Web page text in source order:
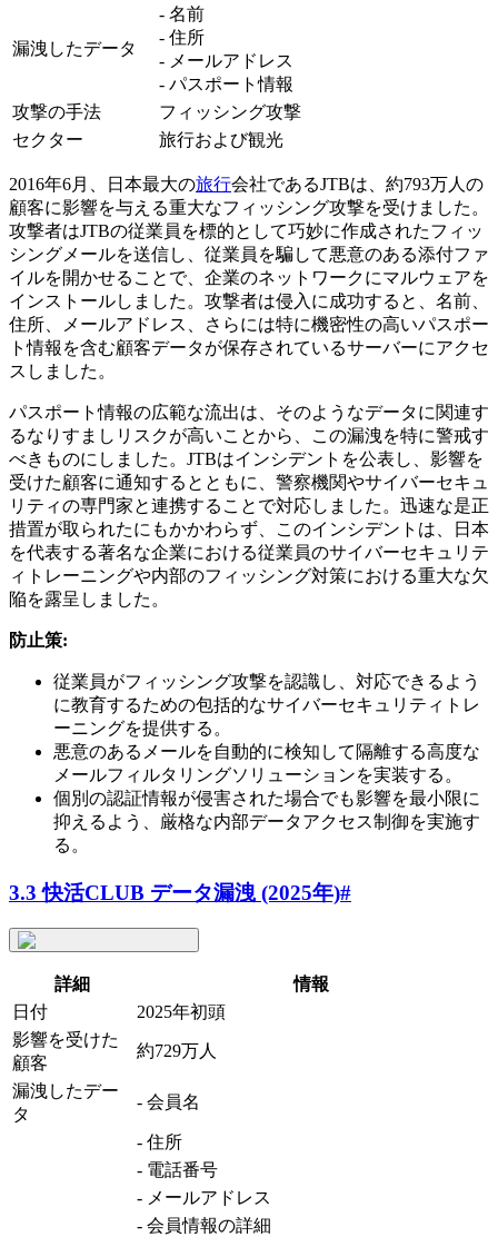
漏洩したデータ
- 名前
- 住所
- メールアドレス
- パスポート情報
攻撃の手法
フィッシング攻撃
セクター
旅行および観光
2016年6月、日本最大の旅行会社であるJTBは、約793万人の
顧客に影響を与える重大なフィッシング攻撃を受けました。
攻撃者はJTBの従業員を標的として巧妙に作成されたフィッ
シングメールを送信し、従業員を騙して悪意のある添付ファ
イルを開かせることで、企業のネットワークにマルウェアを
インストールしました。攻撃者は侵入に成功すると、名前、
住所、メールアドレス、さらには特に機密性の高いパスポー
ト情報を含む顧客データが保存されているサーバーにアクセ
スしました。
パスポート情報の広範な流出は、そのようなデータに関連す
るなりすましリスクが高いことから、この漏洩を特に警戒す
べきものにしました。JTBはインシデントを公表し、影響を
受けた顧客に通知するとともに、警察機関やサイバーセキュ
リティの専門家と連携することで対応しました。迅速な是正
措置が取られたにもかかわらず、このインシデントは、日本
を代表する著名な企業における従業員のサイバーセキュリテ
ィトレーニングや内部のフィッシング対策における重大な欠
陥を露呈しました。
防止策:
従業員がフィッシング攻撃を認識し、対応できるよう
に教育するための包括的なサイバーセキュリティトレ
ーニングを提供する。
悪意のあるメールを自動的に検知して隔離する高度な
メールフィルタリングソリューションを実装する。
個別の認証情報が侵害された場合でも影響を最小限に
抑えるよう、厳格な内部データアクセス制御を実施す
る。
3.3 快活CLUB データ漏洩 (2025年)#
詳細
情報
日付
2025年初頭
影響を受けた
顧客
約729万人
漏洩したデー
タ
- 会員名
- 住所
- 電話番号
- メールアドレス
- 会員情報の詳細